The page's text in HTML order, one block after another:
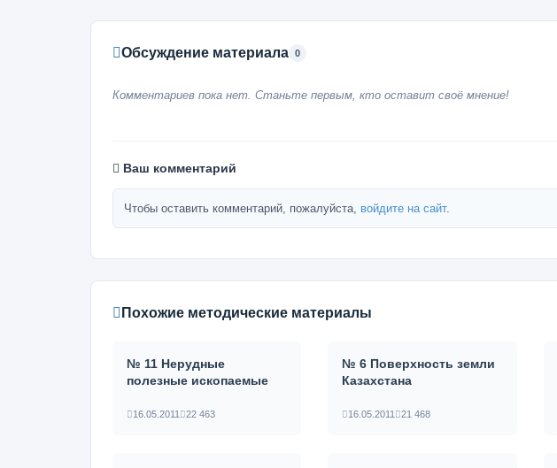
Обсуждение материала 0
Комментариев пока нет. Станьте первым, кто оставит своё мнение!
Ваш комментарий
Чтобы оставить комментарий, пожалуйста, войдите на сайт.
Похожие методические материалы
№ 11 Нерудные
полезные ископаемые
16.05.2011 22 463
№ 6 Поверхность земли
Казахстана
16.05.2011 21 468